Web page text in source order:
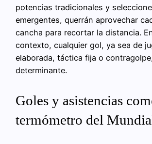
potencias tradicionales y
emergentes, querrán aprovechar
cancha para recortar la distancia.
contexto, cualquier gol, ya sea de
elaborada, táctica fija o
determinante.
Goles y asistencias
termómetro del